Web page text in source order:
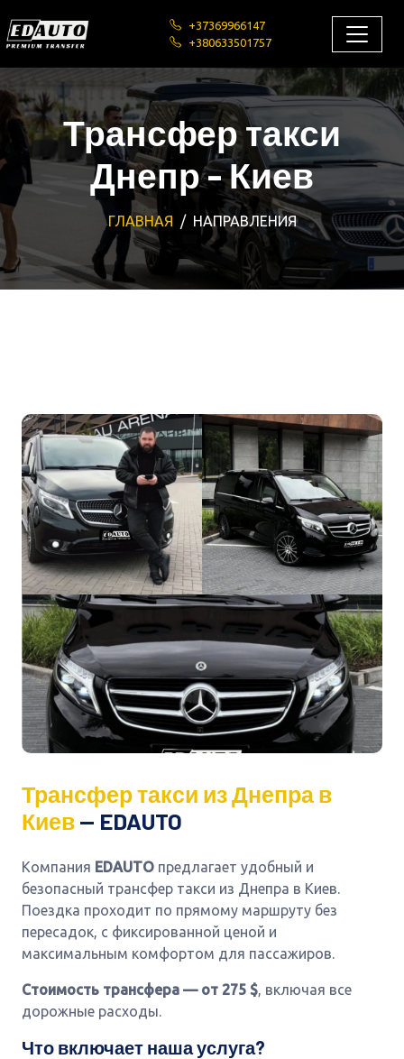
+37369966147
+380633501757
Трансфер такси
Днепр - Киев
ГЛАВНАЯ НАПРАВЛЕНИЯ
Трансфер такси из Днепра в
Киев — EDAUTO
Компания EDAUTO предлагает удобный и
безопасный трансфер такси из Днепра в Киев.
Поездка проходит по прямому маршруту без
пересадок, с фиксированной ценой и
максимальным комфортом для пассажиров.
Стоимость трансфера — от 275 $, включая все
дорожные расходы.
Что включает наша услуга?